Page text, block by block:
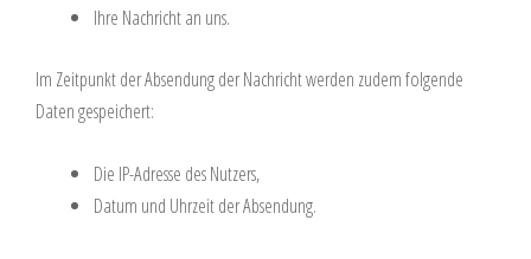
Ihre Nachricht an uns.
Im Zeitpunkt der Absendung der Nachricht werden zudem folgende
Daten gespeichert:
Die IP-Adresse des Nutzers,
Datum und Uhrzeit der Absendung.